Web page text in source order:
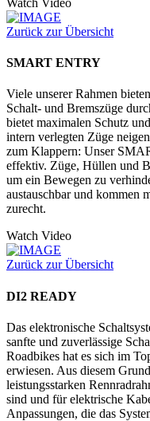
Zurück zur Übersicht
SMART ENTRY
Viele unserer Rahmen
Schalt- und Bremszüge
bietet maximalen Schutz
intern verlegten Züge
zum Klappern: Unser
effektiv. Züge, Hüllen und
um ein Bewegen zu
austauschbar und kommen
zurecht.
Watch Video
Zurück zur Übersicht
DI2 READY
Das elektronische
sanfte und zuverlässige
Roadbikes hat es sich im
erwiesen. Aus diesem
leistungsstarken
sind und für elektrische
Anpassungen, die das